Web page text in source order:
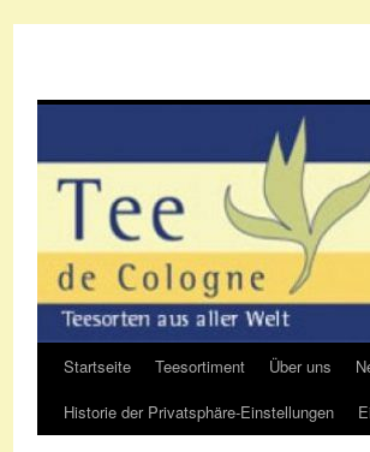
Zum
Inhalt
Startseite Teesortiment Über uns
Historie der Privatsphäre-Einstellungen